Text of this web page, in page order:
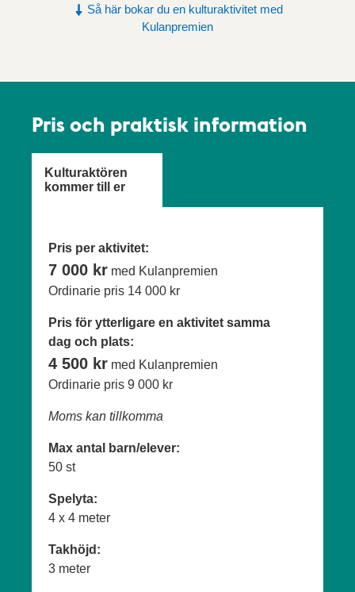
Så här bokar du en kulturaktivitet med
Kulanpremien
Pris och praktisk information
Kulturaktören
kommer till er
Pris per aktivitet:
7 000 kr med Kulanpremien
Ordinarie pris 14 000 kr
Pris för ytterligare en aktivitet samma
dag och plats:
4 500 kr med Kulanpremien
Ordinarie pris 9 000 kr
Moms kan tillkomma
Max antal barn/elever:
50 st
Spelyta:
4 x 4 meter
Takhöjd:
3 meter